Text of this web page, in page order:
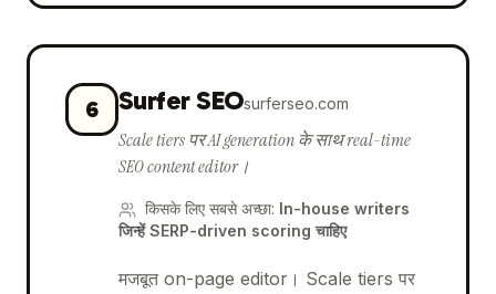
6 Surfer SEOsurferseo.com
Scale tiers पर AI generation के साथ real-time
SEO content editor।
किसके लिए सबसे अच्छा: In-house writers
जिन्हें SERP-driven scoring चाहिए
मजबूत on-page editor। Scale tiers पर